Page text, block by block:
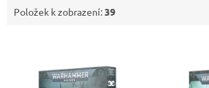
Položek k zobrazení:39